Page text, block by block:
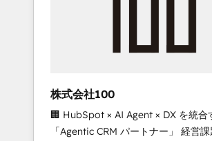
from any legacy CRM. Zero
data integrity. ➤ Implementation:
HubSpot to run your revenue
株式会社100
🏢 HubSpot × AI Agent × DX を統合
「Agentic CRM パートナー」 経営課題と現場業